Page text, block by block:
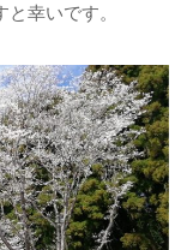
幸いです。